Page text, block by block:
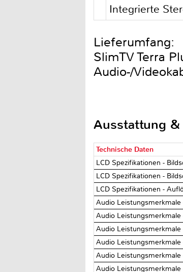
Integrierte
Lieferumfang:
SlimTV Terra
Audio-/
Ausstattung &
Technische Daten
LCD Spezifikationen -
LCD Spezifikationen -
LCD Spezifikationen -
Audio Leistungsmerkmale
Audio Leistungsmerkmale
Audio Leistungsmerkmale
Audio Leistungsmerkmale
Audio Leistungsmerkmale
Audio Leistungsmerkmale